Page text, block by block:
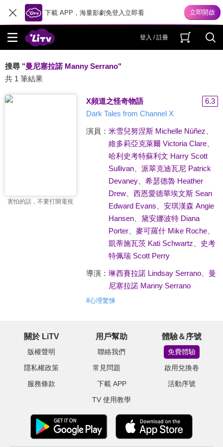
下載 APP，海量影劇免登入立即看
登入 / 註冊
搜尋 "曼尼塞拉諾 Manny Serrano"
共 1 筆結果
害怕的話，不要打開電視
X頻道之怪奇物語
6.3
Dark Tales from Channel X
演員： 米雪兒努涅斯 Michelle Núñez
維多莉亞克萊爾 Victoria Clare、
哈利史考特蘇利文 Harry Scott
Sullivan、 派翠克迪瓦尼 Patrick
Devaney、 希瑟德魯 Heather
Drew、 西恩愛德華埃文斯 Sean
Edward Evans
安琪漢森 Angie
Hansen、 黛安娜波特 Diana
Porter、 麥可羅什 Mike Roche、
凱蒂施瓦茨 Kati Schwartz
史考
特佩瑞 Scott Perry
導演： 琳西賽拉諾 Lindsay Serrano、 曼
尼塞拉諾 Manny Serrano
#心理驚悚
關於 LiTV
版權聲明
隱私權政策
服務條款
用戶幫助
聯絡我們
常見問題
下載 APP
TV 使用教學
體驗＆序號
免費體驗
啟用兌換卷
活動序號